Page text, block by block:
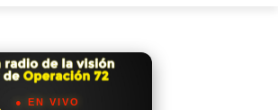
● EN VIVO